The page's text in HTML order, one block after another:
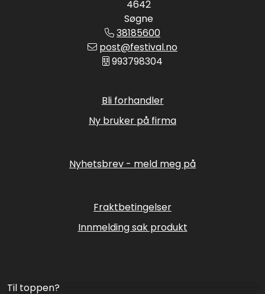
4642
Søgne
38185600
post@festival.no
993798304
Bli forhandler
Ny bruker på firma
Nyhetsbrev - meld meg på
Fraktbetingelser
Innmelding sak produkt
Til toppen?